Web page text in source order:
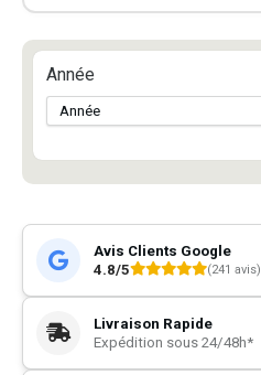
Année
Avis Clients Google
4.8/5
(241 avis)
Livraison Rapide
Expédition sous 24/48h*